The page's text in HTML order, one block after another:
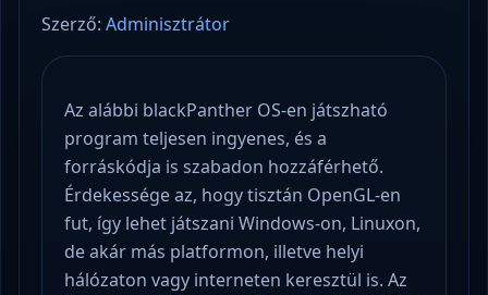
Szerző: Adminisztrátor
Az alábbi blackPanther OS-en játszható
program teljesen ingyenes, és a
forráskódja is szabadon hozzáférhető.
Érdekessége az, hogy tisztán OpenGL-en
fut, így lehet játszani Windows-on, Linuxon,
de akár más platformon, illetve helyi
hálózaton vagy interneten keresztül is. Az